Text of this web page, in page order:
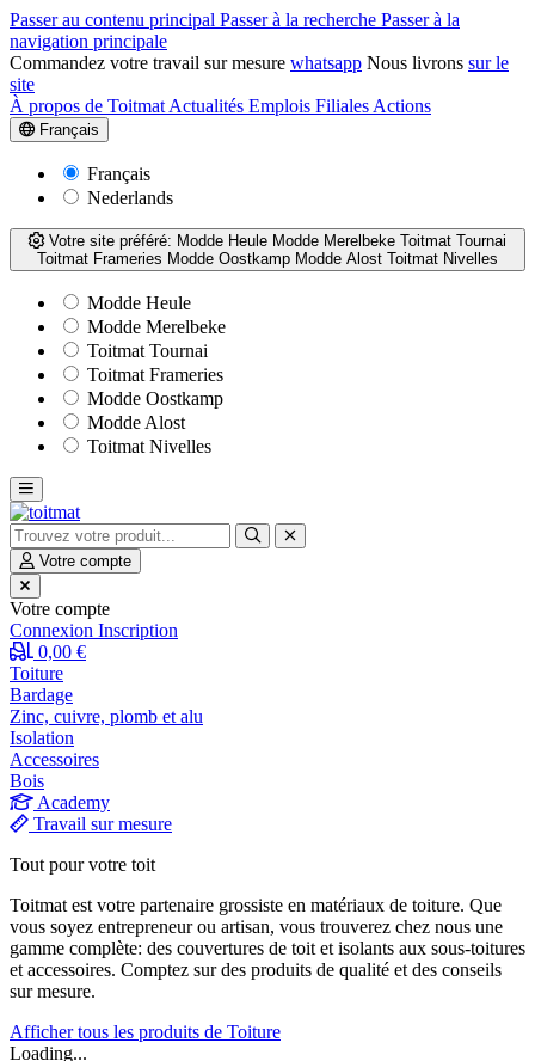
Passer au contenu principal Passer à la recherche Passer à la
navigation principale
Commandez votre travail sur mesure whatsapp Nous livrons sur le
site
À propos de Toitmat Actualités Emplois Filiales Actions
Français
Français
Nederlands
Votre site préféré: Modde Heule Modde Merelbeke Toitmat Tournai
Toitmat Frameries Modde Oostkamp Modde Alost Toitmat Nivelles
Modde Heule
Modde Merelbeke
Toitmat Tournai
Toitmat Frameries
Modde Oostkamp
Modde Alost
Toitmat Nivelles
Votre compte
Votre compte
Connexion Inscription
0,00 €
Toiture
Bardage
Zinc, cuivre, plomb et alu
Isolation
Accessoires
Bois
Academy
Travail sur mesure
Tout pour votre toit
Toitmat est votre partenaire grossiste en matériaux de toiture. Que
vous soyez entrepreneur ou artisan, vous trouverez chez nous une
gamme complète: des couvertures de toit et isolants aux sous-toitures
et accessoires. Comptez sur des produits de qualité et des conseils
sur mesure.
Afficher tous les produits de Toiture
Loading...